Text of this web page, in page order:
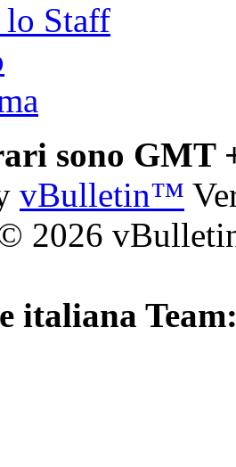
lo Staff
sono GMT
vBulletin™
2026
italiana